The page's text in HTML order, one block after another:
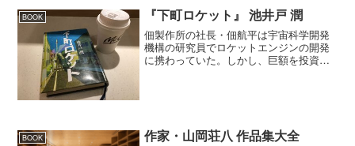
BOOK 『下町ロケット』 池井戸 潤
佃製作所の社長・佃航平は宇宙科学開発
機構の研究員でロケットエンジンの開発
に携わっていた。しかし、巨額を投資さ
BOOK 作家・山岡荘八 作品集大全